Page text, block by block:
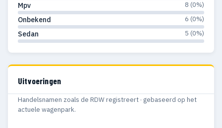
Mpv 8 (0%)
Onbekend 6 (0%)
Sedan 5 (0%)
Uitvoeringen
Handelsnamen zoals de RDW registreert · gebaseerd op het
actuele wagenpark.